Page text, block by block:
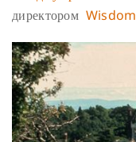
директором Wisdom